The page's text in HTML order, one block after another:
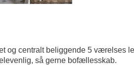
og centralt beliggende 5 værelses
så gerne bofællesskab.